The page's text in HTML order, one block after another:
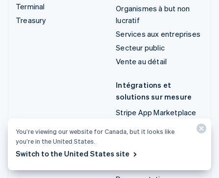
Terminal
Treasury
Organismes à but non
lucratif
Services aux entreprises
Secteur public
Vente au détail
Intégrations et
solutions sur mesure
Stripe App Marketplace
Stripe Partner Ecosystem
You’re viewing our website for Canada, but it looks like
you’re in the United States.
Switch to the United States site